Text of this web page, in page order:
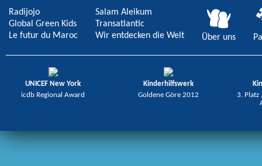
Radijojo
Global Green Kids
Le futur du Maroc
Salam Aleikum
Transatlantic
Wir entdecken die Welt
Über uns
UNICEF New York
icdb Regional Award
Kinderhilfswerk
Goldene Göre 2012
3. Platz